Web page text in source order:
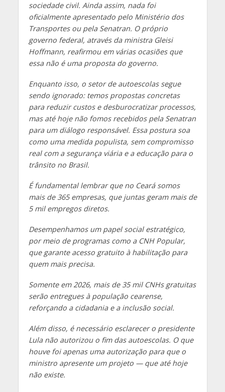
sociedade civil. Ainda assim, nada foi
oficialmente apresentado pelo Ministério dos
Transportes ou pela Senatran. O próprio
governo federal, através da ministra Gleisi
Hoffmann, reafirmou em várias ocasiões que
essa não é uma proposta do governo.
Enquanto isso, o setor de autoescolas segue
sendo ignorado: temos propostas concretas
para reduzir custos e desburocratizar processos,
mas até hoje não fomos recebidos pela Senatran
para um diálogo responsável. Essa postura soa
como uma medida populista, sem compromisso
real com a segurança viária e a educação para o
trânsito no Brasil.
É fundamental lembrar que no Ceará somos
mais de 365 empresas, que juntas geram mais de
5 mil empregos diretos.
Desempenhamos um papel social estratégico,
por meio de programas como a CNH Popular,
que garante acesso gratuito à habilitação para
quem mais precisa.
Somente em 2026, mais de 35 mil CNHs gratuitas
serão entregues à população cearense,
reforçando a cidadania e a inclusão social.
Além disso, é necessário esclarecer o presidente
Lula não autorizou o fim das autoescolas. O que
houve foi apenas uma autorização para que o
ministro apresente um projeto — que até hoje
não existe.